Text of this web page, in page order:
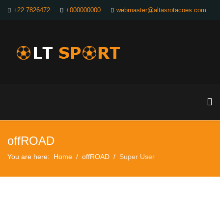
+22 7826472 +000000000 webmaster@altasrotacoes.com
offROAD
You are here: Home offROAD Super User